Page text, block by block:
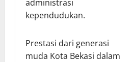
administrasi
kependudukan.
Prestasi dari generasi
muda Kota Bekasi dalam